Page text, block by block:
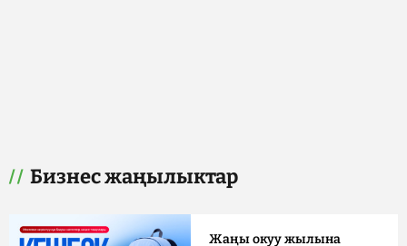
Бизнес жаңылыктар
Жаңы окуу жылына